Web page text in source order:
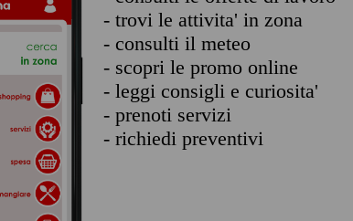
- trovi le attivita' in zona
- consulti il meteo
- scopri le promo online
- leggi consigli e curiosita'
- prenoti servizi
- richiedi preventivi